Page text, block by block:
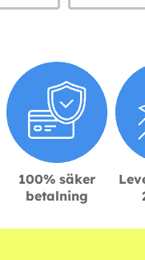
100% säker
betalning